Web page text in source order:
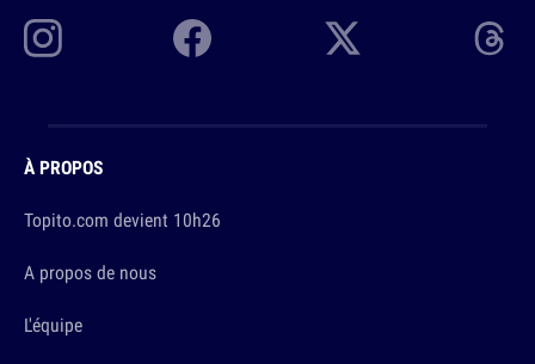
À PROPOS
Topito.com devient 10h26
A propos de nous
L'équipe